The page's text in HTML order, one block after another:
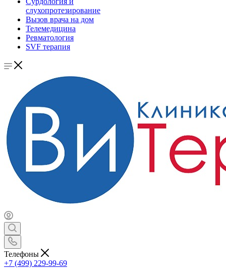
слухопротезирование
Вызов врача на дом
Телемедицина
Ревматология
SVF терапия
Телефоны
+7 (499) 229-99-69